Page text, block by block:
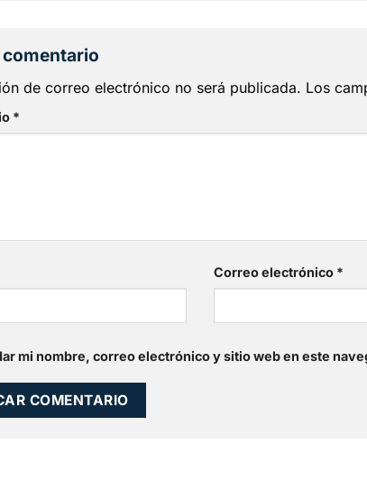
comentario
de correo electrónico no será publicada. Los
*
Correo electrónico *
mi nombre, correo electrónico y sitio web en este